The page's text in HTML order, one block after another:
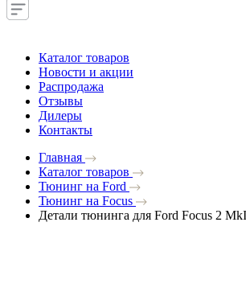
Каталог товаров
Новости и акции
Распродажа
Отзывы
Дилеры
Контакты
Главная
Каталог товаров
Тюнинг на Ford
Тюнинг на Focus
Детали тюнинга для Ford Focus 2